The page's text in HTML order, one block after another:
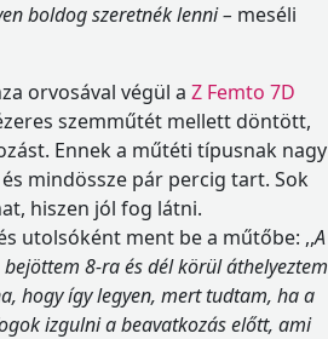
boldog szeretnék lenni – meséli
orvosával végül aZ Femto 7D
szemműtét mellett döntött,
Ennek a műtéti típusnak nagy
mindössze pár percig tart. Sok
hiszen jól fog látni.
utolsóként ment be a műtőbe: ,,A
8-ra és dél körül áthelyeztem
hogy így legyen, mert tudtam, ha a
izgulni a beavatkozás előtt, ami